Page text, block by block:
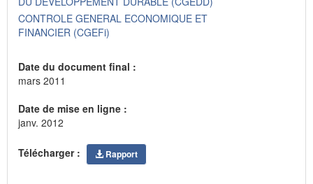
CONTROLE GENERAL ECONOMIQUE ET
FINANCIER (CGEFi)
Date du document final :
mars 2011
Date de mise en ligne :
janv. 2012
Télécharger : Rapport